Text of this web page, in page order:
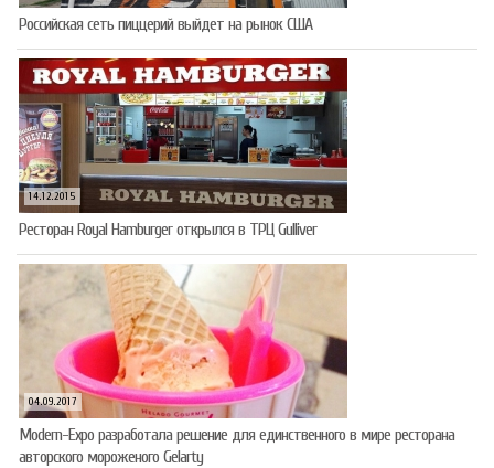
Российская сеть пиццерий выйдет на рынок США
14.12.2015
Ресторан Royal Hamburger открылся в ТРЦ Gulliver
04.09.2017
Modern-Expo разработала решение для единственного в мире ресторана
авторского мороженого Gelarty